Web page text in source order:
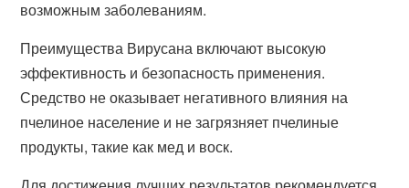
возможным заболеваниям.
Преимущества Вирусана включают высокую
эффективность и безопасность применения.
Средство не оказывает негативного влияния на
пчелиное население и не загрязняет пчелиные
продукты, такие как мед и воск.